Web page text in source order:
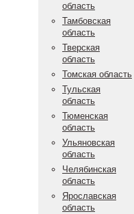
область
Тамбовская
область
Тверская
область
Томская область
Тульская
область
Тюменская
область
Ульяновская
область
Челябинская
область
Ярославская
область